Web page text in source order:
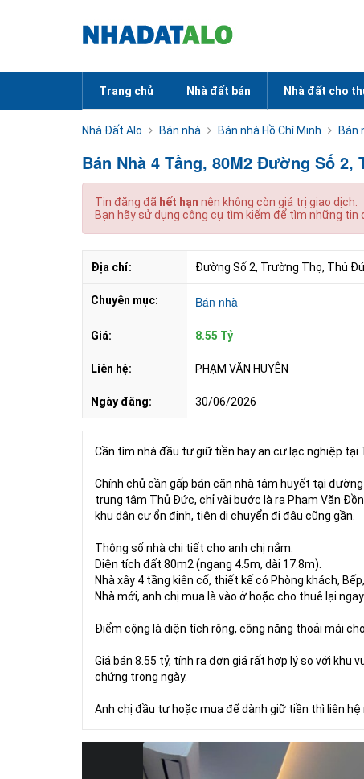
Trang chủ Nhà đất bán Nhà đất cho
Nhà Đất Alo Bán nhà Bán nhà Hồ Chí Minh Bán
Bán Nhà 4 Tầng, 80M2 Đường Số
Tin đăng đã hết hạn nên không còn giá trị giao dịch.
Bạn hãy sử dụng công cụ tìm kiếm để tìm những tin
Địa chỉ: Đường Số 2, Trường Thọ, Thủ
Chuyên mục: Bán nhà
Giá: 8.55 Tỷ
Liên hệ: PHẠM VĂN HUYÊN
Ngày đăng: 30/06/2026
Cần tìm nhà đầu tư giữ tiền hay an cư lạc nghiệp tại
Chính chủ cần gấp bán căn nhà tâm huyết tại
trung tâm Thủ Đức, chỉ vài bước là ra Phạm Văn
khu dân cư ổn định, tiện di chuyển đi đâu cũng gần.
Thông số nhà chi tiết cho anh chị nắm:
Diện tích đất 80m2 (ngang 4.5m, dài 17.8m).
Nhà xây 4 tầng kiên cố, thiết kế có Phòng khách,
Nhà mới, anh chị mua là vào ở hoặc cho thuê lại ngay
Điểm cộng là diện tích rộng, công năng thoải mái
Giá bán 8.55 tỷ, tính ra đơn giá rất hợp lý so với khu
chứng trong ngày.
Anh chị đầu tư hoặc mua để dành giữ tiền thì liên